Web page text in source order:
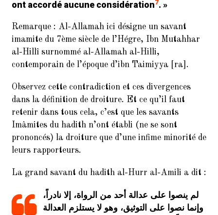
ont accordé aucune considération7. »
Remarque : Al-Allamah ici désigne un savant
imamite du 7ème siècle de l’Hégre, Ibn Mutahhar
al-Hillî surnommé al-Allamah al-Hilli,
contemporain de l’époque d’ibn Taimiyya [ra].
Observez cette contradiction et ces divergences
dans la définition de droiture. Et ce qu’il faut
retenir dans tous cela, c’est que les savants
Imâmites du hadith n’ont établi (ne se sont
prononcés) la droiture que d’une infime minorité de
leurs rapporteurs.
La grand savant du hadith al-Hurr al-Amili a dit :
لم ينصوا على عدالة أحد من الرواة، إلا نادراً،
وإنما نصوا على التوثيق، وهو لا يستلزم العدالة